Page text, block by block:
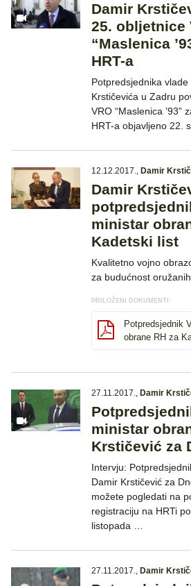
Damir
25. obljetnice
“Maslenica
HRT-a
Potpredsjednika
Krstičevića u Zadru
VRO “Maslenica ’93”
HRT-a objavljeno 22.
12.12.2017., Damir
Damir
ministar
Kadetski list
Kvalitetno vojno
za budućnost
PRILOŽENI DOKUMENTI:
Potpredsjednik
obrane RH za
27.11.2017., Damir
ministar
Krstičević za
Intervju:
Damir Krstičević za
možete pogledati na
registraciju na HRTi
listopada …
27.11.2017., Damir